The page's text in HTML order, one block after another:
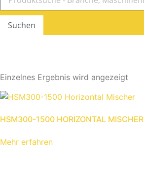
Suchen
Einzelnes Ergebnis wird angezeigt
HSM300-1500 HORIZONTAL MISCHER
Mehr erfahren